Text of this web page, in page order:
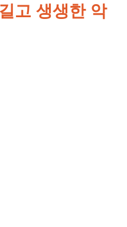
고 생생한 악